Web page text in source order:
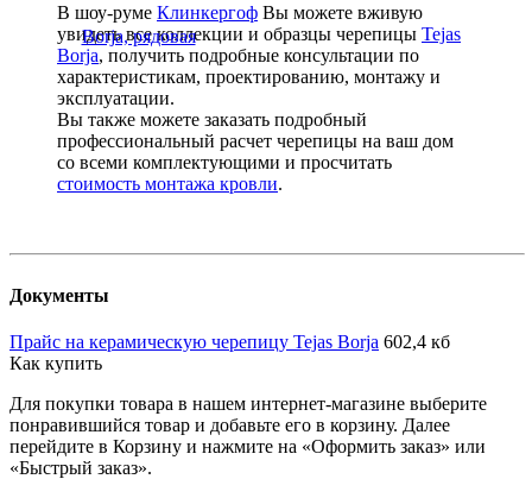
В шоу-руме Клинкергоф Вы можете вживую
увидеть все коллекции и образцы черепицы Tejas
Borja, получить подробные консультации по
характеристикам, проектированию, монтажу и
эксплуатации.
Вы также можете заказать подробный
профессиональный расчет черепицы на ваш дом
со всеми комплектующими и просчитать
стоимость монтажа кровли.
Документы
Прайс на керамическую черепицу Tejas Borja 602,4 кб
Как купить
Для покупки товара в нашем интернет-магазине выберите
понравившийся товар и добавьте его в корзину. Далее
перейдите в Корзину и нажмите на «Оформить заказ» или
«Быстрый заказ».